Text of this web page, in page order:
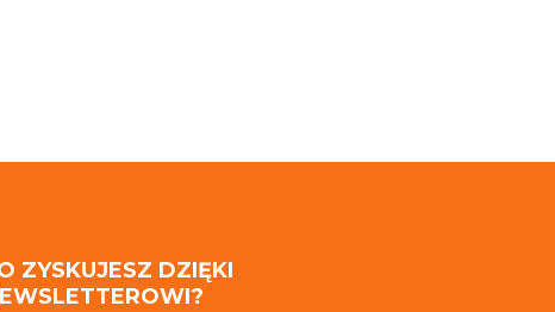
ZYSKUJESZ DZIĘKI